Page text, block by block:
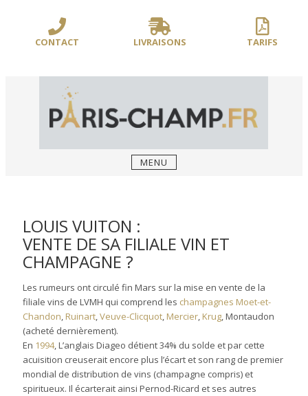
contenuCONTACT LIVRAISONS TARIFS
BOUSSOLE **/
MENU
LOUIS VUITON :
VENTE DE SA FILIALE VIN ET
CHAMPAGNE ?
Les rumeurs ont circulé fin Mars sur la mise en vente de la
filiale vins de LVMH qui comprend les champagnes Moet-et-
Chandon, Ruinart,Veuve-Clicquot, Mercier, Krug, Montaudon
(acheté dernièrement).
En 1994, L’anglais Diageo détient 34% du solde et par cette
acuisition creuserait encore plus l’écart et son rang de premier
mondial de distribution de vins (champagne compris) et
spiritueux. Il écarterait ainsi Pernod-Ricard et ses autres